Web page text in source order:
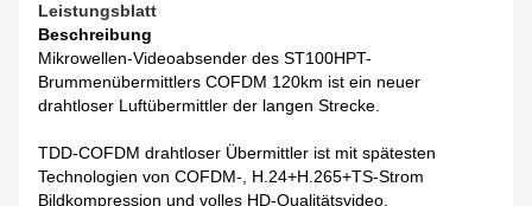
Leistungsblatt
Beschreibung
Mikrowellen-Videoabsender des ST100HPT-
Brummenübermittlers COFDM 120km ist ein neuer
drahtloser Luftübermittler der langen Strecke.
TDD-COFDM drahtloser Übermittler ist mit spätesten
Technologien von COFDM-, H.24+H.265+TS-Strom
Bildkompression und volles HD-Qualitätsvideo.